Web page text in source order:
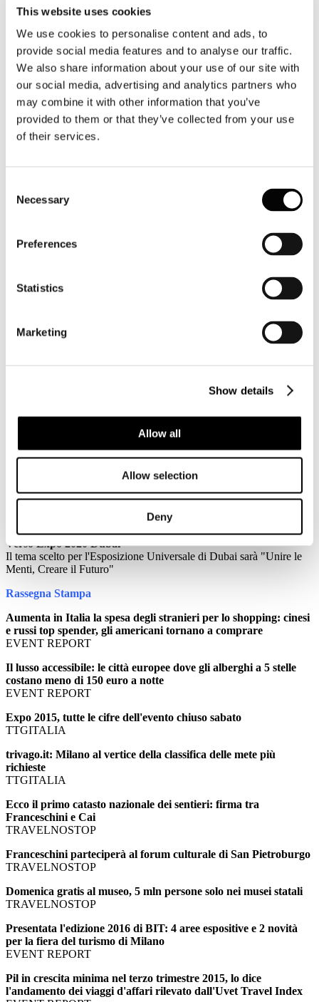
This website uses cookies
We use cookies to personalise content and ads, to
provide social media features and to analyse our traffic.
We also share information about your use of our site with
our social media, advertising and analytics partners who
may combine it with other information that you’ve
provided to them or that they’ve collected from your use
of their services.
Selection
Necessary
Preferences
Statistics
Marketing
Show details
Allow all
Allow selection
Deny
Associazione Italiana Confindustria Alberghi
Gli alberghi di Bologna parlano di digitalizzazione. #hotelevolution
Bologna
Associazione Italiana Confindustria Alberghi e Unindustria Bologna
hanno organizzato oggi il sesto appuntamento dedicato a
“L’evoluzione digitale per il settore ricettivo a portata di bonus”.
La giornata formativa, realizzata con il supporto tecnico di
HermesHotel, si inserisce nel quadro di appuntamenti rivolti agli
L’EVOLUZIONE DIGITALE PER IL SETTORE RICETTIVO A
Mercoledì 4 novembre 2015, ore 14:30
Newsletter N. 181 del 03/11/2015
News
Industria e teatro: un binomio perfetto
"L'impresa va in scena". È questo il titolo dell'iniziativa che fa da
Verso Expo 2020 Dubai
Il tema scelto per l'Esposizione Universale di Dubai sarà "Unire le
Menti, Creare il Futuro"
Rassegna Stampa
Aumenta in Italia la spesa degli stranieri per lo shopping: cinesi
e russi top spender, gli americani tornano a comprare
EVENT REPORT
Il lusso accessibile: le città europee dove gli alberghi a 5 stelle
costano meno di 150 euro a notte
EVENT REPORT
Expo 2015, tutte le cifre dell'evento chiuso sabato
TTGITALIA
trivago.it: Milano al vertice della classifica delle mete più
richieste
TTGITALIA
Ecco il primo catasto nazionale dei sentieri: firma tra
Franceschini e Cai
TRAVELNOSTOP
Franceschini parteciperà al forum culturale di San Pietroburgo
TRAVELNOSTOP
Domenica gratis al museo, 5 mln persone solo nei musei statali
TRAVELNOSTOP
Presentata l'edizione 2016 di BIT: 4 aree espositive e 2 novità
per la fiera del turismo di Milano
EVENT REPORT
Pil in crescita minima nel terzo trimestre 2015, lo dice
l'andamento dei viaggi d'affari rilevato dall'Uvet Travel Index